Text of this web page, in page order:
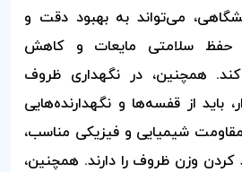
می‌تواند به بهبود دقت و
حفظ سلامتی مایعات و کاهش
همچنین، در نگهداری ظروف
باید از قفسه‌ها و نگهدارنده‌هایی
مقاومت شیمیایی و فیزیکی مناسب،
کردن وزن ظروف را دارند. همچنین،